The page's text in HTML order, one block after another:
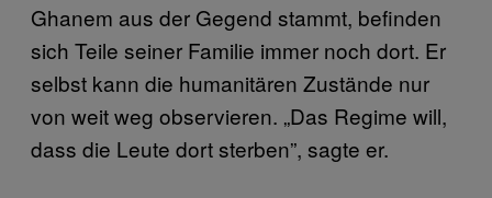
Ghanem aus der Gegend stammt, befinden
sich Teile seiner Familie immer noch dort. Er
selbst kann die humanitären Zustände nur
von weit weg observieren. „Das Regime will,
dass die Leute dort sterben”, sagte er.